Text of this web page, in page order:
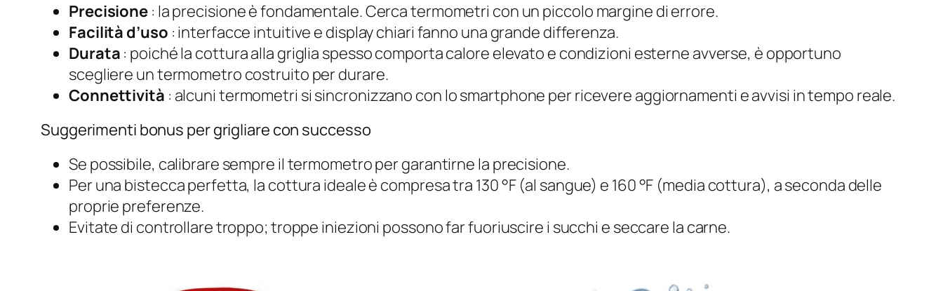
Precisione : la precisione è fondamentale. Cerca termometri con un piccolo margine di errore.
Facilità d’uso : interfacce intuitive e display chiari fanno una grande differenza.
Durata : poiché la cottura alla griglia spesso comporta calore elevato e condizioni esterne avverse, è opportuno
scegliere un termometro costruito per durare.
Connettività : alcuni termometri si sincronizzano con lo smartphone per ricevere aggiornamenti e avvisi in tempo reale.
Suggerimenti bonus per grigliare con successo
Se possibile, calibrare sempre il termometro per garantirne la precisione.
Per una bistecca perfetta, la cottura ideale è compresa tra 130 °F (al sangue) e 160 °F (media cottura), a seconda delle
proprie preferenze.
Evitate di controllare troppo; troppe iniezioni possono far fuoriuscire i succhi e seccare la carne.